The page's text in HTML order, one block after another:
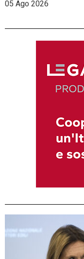
05 Ago 2026